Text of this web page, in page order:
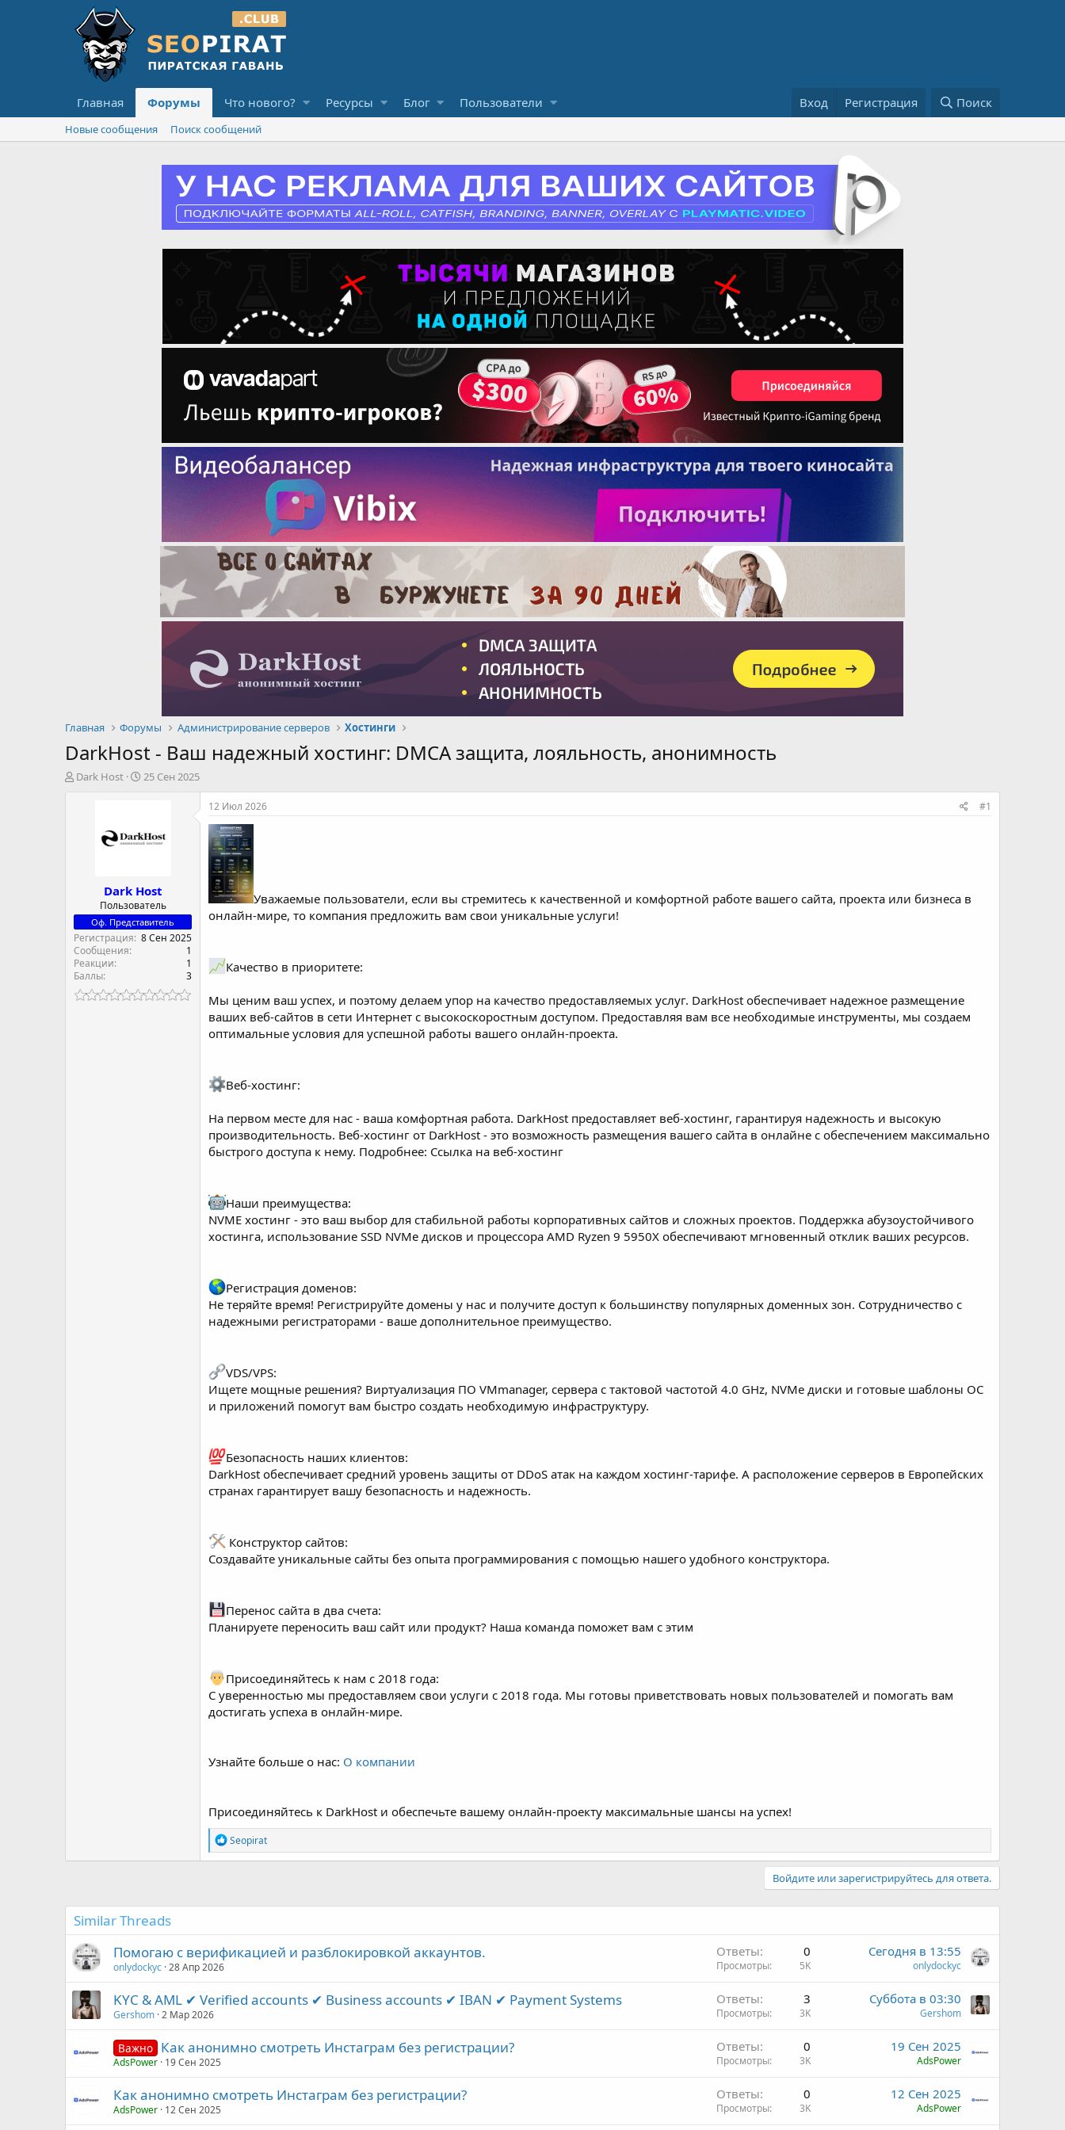
Главная Форумы Что нового? Ресурсы Блог Пользователи Вход Регистрация Поиск
Новые сообщения Поиск сообщений
Главная Форумы Администрирование серверов Хостинги
DarkHost - Ваш надежный хостинг: DMCA защита, лояльность, анонимность
А
Dark Host
Д
н
а
л
а
25 Сен 2025
Dark Host
Пользователь
Оф. Представитель
Регистрация 8 Сен 2025
Сообщения
1
Реакции
1
Баллы
3
12 Июл 2026 #1
Уважаемые пользователи, если вы стремитесь к качественной и комфортной работе вашего сайта, проекта или бизнеса в
онлайн-мире, то компания предложить вам свои уникальные услуги!
Качество в приоритете:
Мы ценим ваш успех, и поэтому делаем упор на качество предоставляемых услуг. DarkHost обеспечивает надежное размещение
ваших веб-сайтов в сети Интернет с высокоскоростным доступом. Предоставляя вам все необходимые инструменты, мы создаем
оптимальные условия для успешной работы вашего онлайн-проекта.
Веб-хостинг:
На первом месте для нас - ваша комфортная работа. DarkHost предоставляет веб-хостинг, гарантируя надежность и высокую
производительность. Веб-хостинг от DarkHost - это возможность размещения вашего сайта в онлайне с обеспечением максимально
быстрого доступа к нему. Подробнее: Ссылка на веб-хостинг
Наши преимущества:
NVME хостинг - это ваш выбор для стабильной работы корпоративных сайтов и сложных проектов. Поддержка абузоустойчивого
хостинга, использование SSD NVMe дисков и процессора AMD Ryzen 9 5950X обеспечивают мгновенный отклик ваших ресурсов.
Регистрация доменов:
Не теряйте время! Регистрируйте домены у нас и получите доступ к большинству популярных доменных зон. Сотрудничество с
надежными регистраторами - ваше дополнительное преимущество.
VDS/VPS:
Ищете мощные решения? Виртуализация ПО VMmanager, сервера с тактовой частотой 4.0 GHz, NVMe диски и готовые шаблоны ОС
и приложений помогут вам быстро создать необходимую инфраструктуру.
Безопасность наших клиентов:
DarkHost обеспечивает средний уровень защиты от DDoS атак на каждом хостинг-тарифе. А расположение серверов в Европейских
странах гарантирует вашу безопасность и надежность.
Конструктор сайтов:
Создавайте уникальные сайты без опыта программирования с помощью нашего удобного конструктора.
Перенос сайта в два счета:
Планируете переносить ваш сайт или продукт? Наша команда поможет вам с этим
Присоединяйтесь к нам с 2018 года:
С уверенностью мы предоставляем свои услуги с 2018 года. Мы готовы приветствовать новых пользователей и помогать вам
достигать успеха в онлайн-мире.
Узнайте больше о нас: О компании
Присоединяйтесь к DarkHost и обеспечьте вашему онлайн-проекту максимальные шансы на успех!
Р
е
а
Seopirat
Войдите или зарегистрируйтесь для ответа.
Similar Threads
Помогаю с верификацией и разблокировкой аккаунтов.
onlydockyc 28 Апр 2026
Ответы 0
Просмотры 5K
Сегодня в 13:55
onlydockyc
KYC & AML ✔ Verified accounts ✔ Business accounts ✔ IBAN ✔ Payment Systems
Gershom 2 Мар 2026
Ответы 3
Просмотры 3K
Суббота в 03:30
Gershom
Важно Как анонимно смотреть Инстаграм без регистрации?
AdsPower 19 Сен 2025
Ответы 0
Просмотры 3K
19 Сен 2025
AdsPower
Как анонимно смотреть Инстаграм без регистрации?
AdsPower 12 Сен 2025
Ответы 0
Просмотры 3K
12 Сен 2025
AdsPower